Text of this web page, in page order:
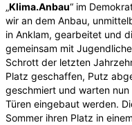
„Klima.Anbau“ im
wir an dem Anbau,
in Anklam, gearbeitet und
gemeinsam mit
Schrott der letzten
Platz geschaffen, Putz
geschmiert und warten
Türen eingebaut werden.
Sommer ihren Platz in